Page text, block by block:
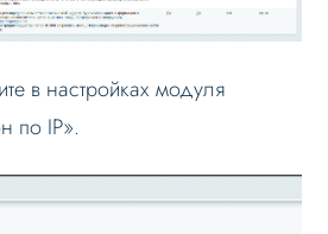
в настройках модуля
по IP».